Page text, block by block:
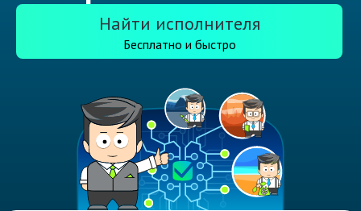
Найти исполнителя
Бесплатно и быстро